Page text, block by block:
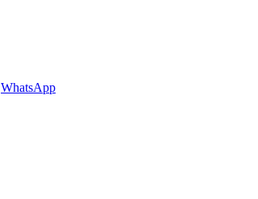
WhatsApp